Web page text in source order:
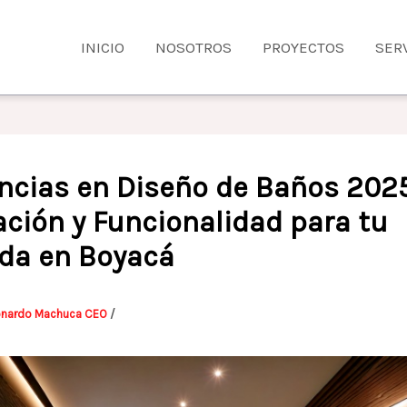
INICIO NOSOTROS PROYECTOS
en Diseño de Baños
y Funcionalidad para tu
en Boyacá
Machuca CEO /